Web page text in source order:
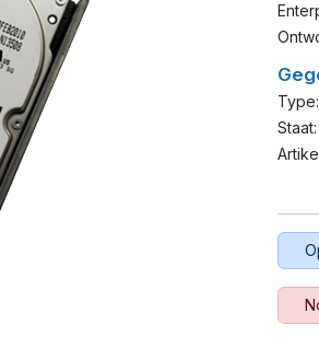
Type:
Staat: